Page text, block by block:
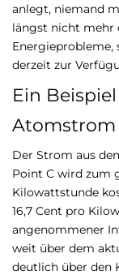
anlegt, niemand
längst nicht mehr
Energieprobleme,
derzeit zur
Ein
Atomstrom
Der Strom aus
Point C wird zum
Kilowattstunde
16,7 Cent pro
angenommener
weit über dem
deutlich über den